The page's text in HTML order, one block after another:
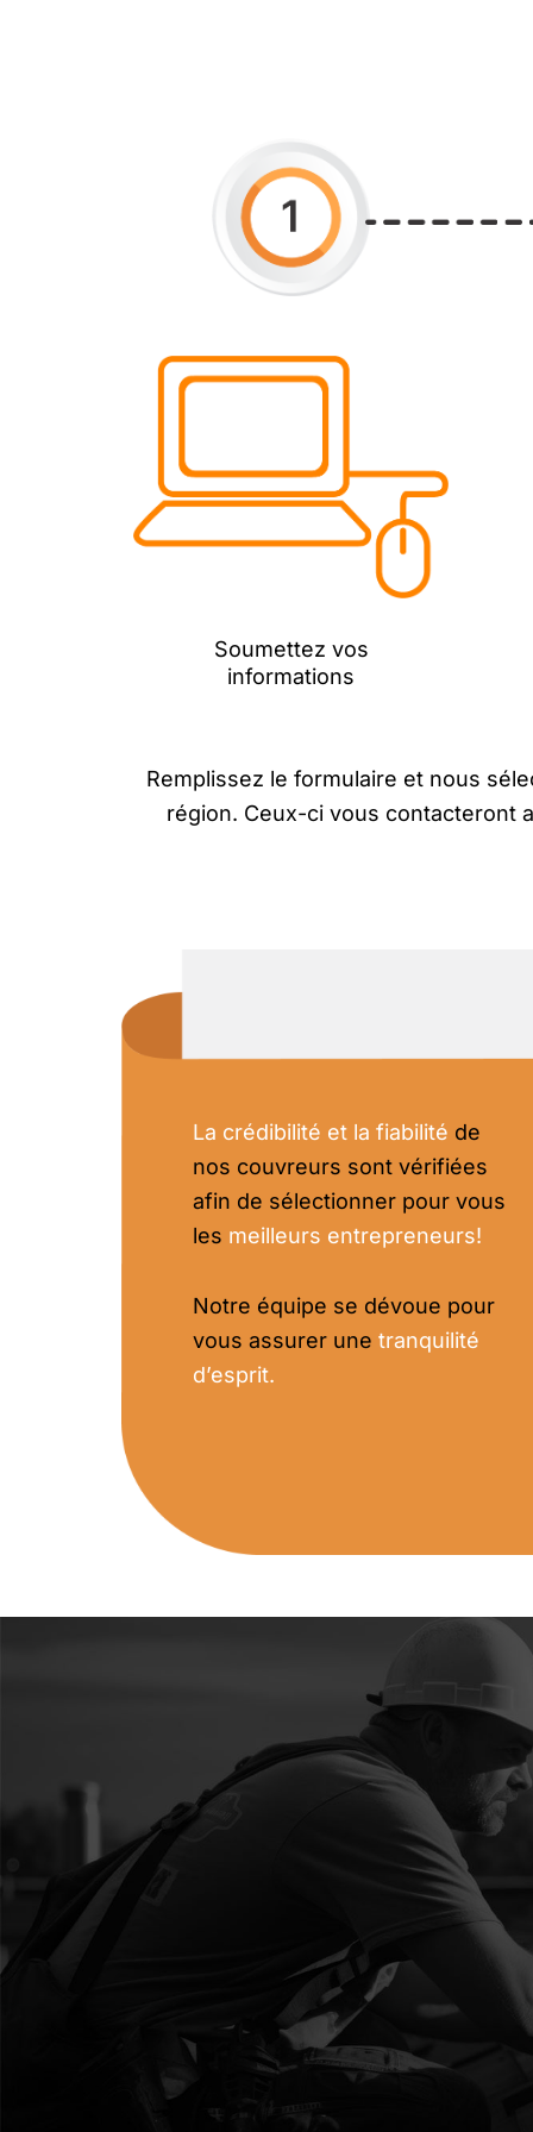
Soumettez vos
informations
Remplissez le formulaire et nous
région. Ceux-ci vous contacteront
La crédibilité et la fiabilité de
nos couvreurs sont vérifiées
afin de sélectionner pour vous
les meilleurs entrepreneurs!
Notre équipe se dévoue pour
vous assurer une tranquilité
d’esprit.